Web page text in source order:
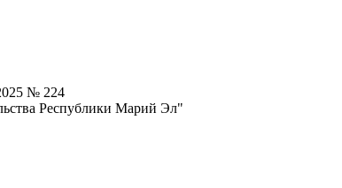
№ 224
Республики Марий Эл"